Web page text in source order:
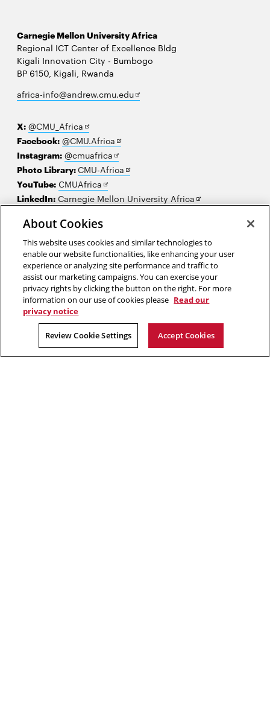
Carnegie Mellon University Africa
Regional ICT Center of Excellence Bldg
Kigali Innovation City - Bumbogo
BP 6150, Kigali, Rwanda
africa-info@andrew.cmu.eduOpens
X: @CMU_Africa Opens
in
new
window
Facebook: @CMU.Africa Opens
in
new
Instagram: @cmuafrica Opens
in
window
Photo Library:CMU-Africa Opens
new
YouTube: CMUAfrica Opens
in
window
LinkedIn: Carnegie Mellon University Africa Opens
window
Nous contacter
Carrières
Faire un don
Ressources du corps enseignant et du personnel
2026 Carnegie Mellon University /
About Cookies
This website uses cookies and similar technologies to
enable our website functionalities, like enhancing your user
experience or analyzing site performance and traffic to
assist our marketing campaigns. You can exercise your
privacy rights by clicking the button on the right. For more
information on our use of cookies please Read our
privacy notice
Review Cookie Settings Accept Cookies